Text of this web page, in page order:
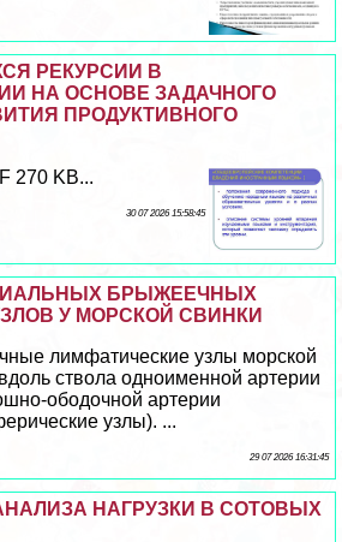
РЕКУРСИИ В
НА ОСНОВЕ ЗАДАЧНОГО
ПРОДУКТИВНОГО
270 KB...
30 07 2026 15:58:45
БРЫЖЕЕЧНЫХ
У МОРСКОЙ СВИНКИ
лимфатические узлы морской
ствола одноименной артерии
ободочной артерии
узлы). ...
29 07 2026 16:31:45
НАГРУЗКИ В СОТОВЫХ